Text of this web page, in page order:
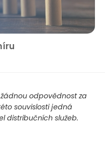
odpovědnost za
souvislosti jedná
distribučních služeb.